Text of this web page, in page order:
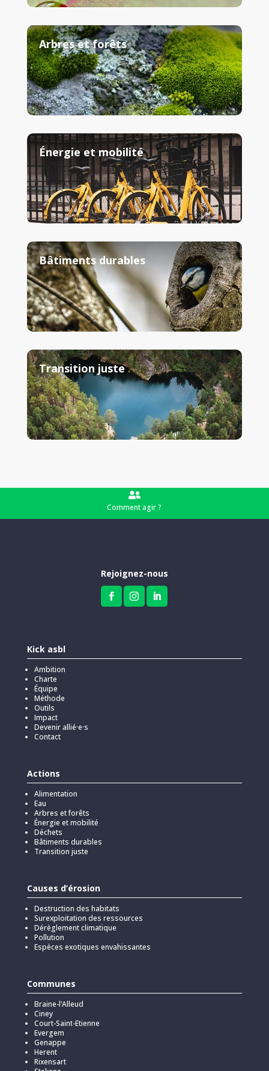
Arbres et forêts
Énergie et mobilité
Bâtiments durables
Transition juste

Comment agir ?
Rejoignez-nous
  
Kick asbl
Ambition
Charte
Équipe
Méthode
Outils
Impact
Devenir allié·e·s
Contact
Actions
Alimentation
Eau
Arbres et forêts
Énergie et mobilité
Déchets
Bâtiments durables
Transition juste
Causes d’érosion
Destruction des habitats
Surexploitation des ressources
Dérèglement climatique
Pollution
Espèces exotiques envahissantes
Communes
Braine-l’Alleud
Ciney
Court-Saint-Etienne
Evergem
Genappe
Herent
Rixensart